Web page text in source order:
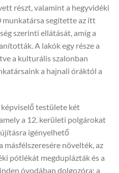
részt, valamint a hegyvidéki
segítette az itt
szerinti ellátását, amíg a
A lakók egy része a
a kulturális szalonban
a hajnali óráktól a
testülete két
a 12. kerületi polgárokat
igényelhető
másfélszeresére növelték, az
pótlékát megduplázták és a
óvodában dolgozóra: a